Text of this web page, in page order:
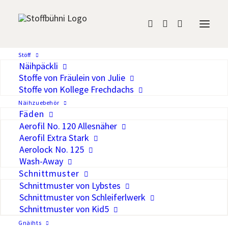
Stöff
Näihpäckli
Stoffe von Fräulein von Julie
Stoffe von Kollege Frechdachs
Näihzuebehör
Fäden
Aerofil No. 120 Allesnäher
Aerofil Extra Stark
Aerolock No. 125
Wash-Away
Schnittmuster
Schnittmuster von Lybstes
Schnittmuster von Schleiferlwerk
Schnittmuster von Kid5
Gnäihts
120, 400m, Col. 9932
Auf die Wunschliste
Aerofil No. 120 ist ein hochwertiger
Nähfaden für alle Stoffe und Nähte.
Hohe Reiss- und Scheuerfestigkeit und
hervorragende Geschmeidigkeit,
gepaart mit exzellenter